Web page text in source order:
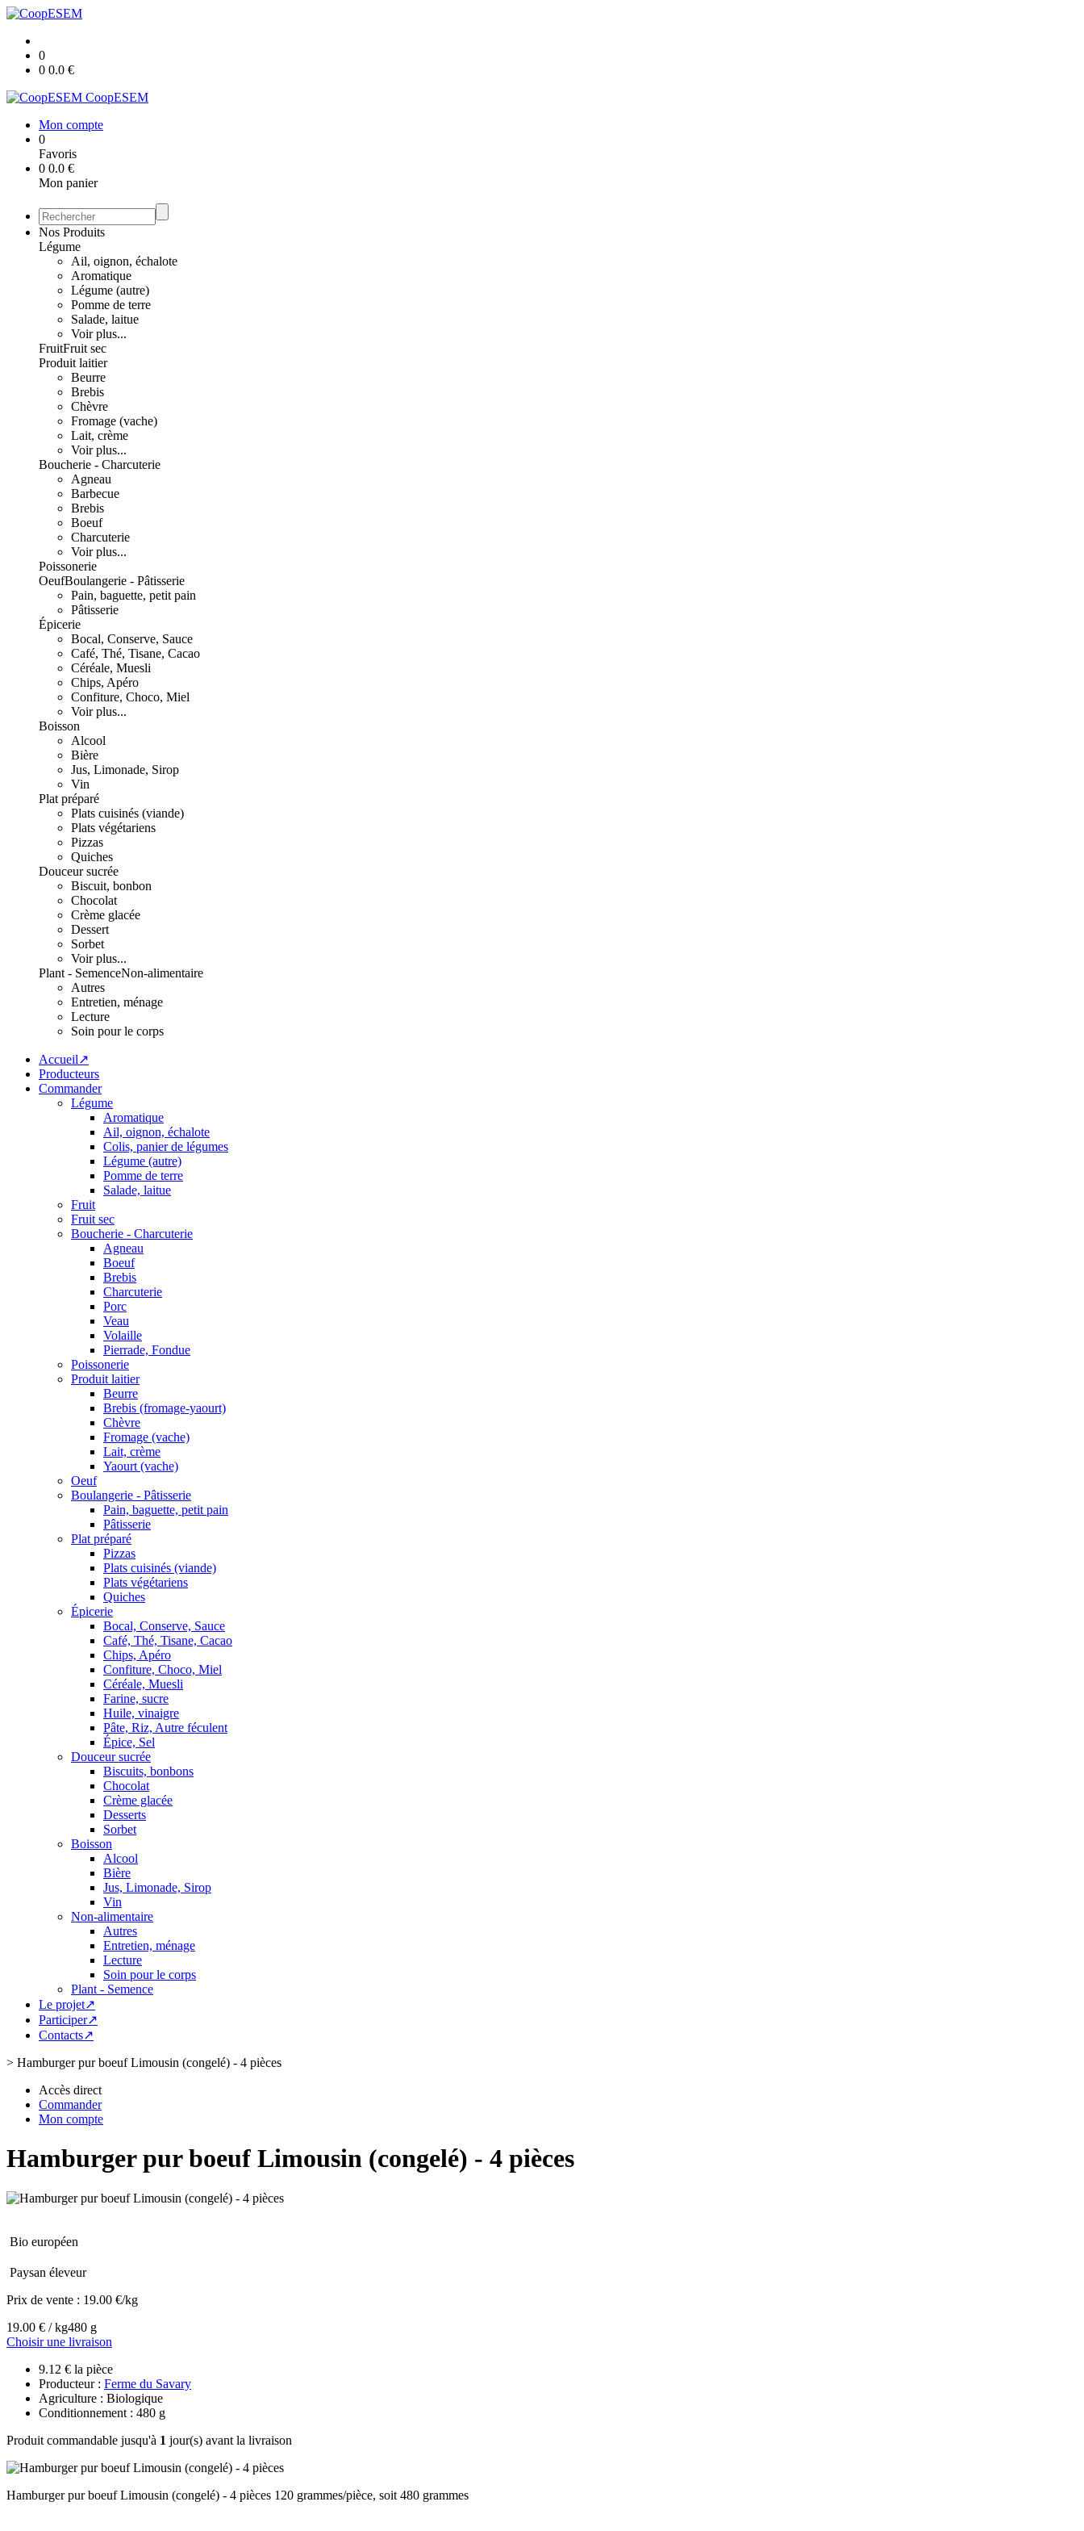
0
0 0.0 €
CoopESEM
Mon compte
0
Favoris
0 0.0 €
Mon panier
Nos Produits
Légume
Ail, oignon, échalote
Aromatique
Légume (autre)
Pomme de terre
Salade, laitue
Voir plus...
FruitFruit sec
Produit laitier
Beurre
Brebis
Chèvre
Fromage (vache)
Lait, crème
Voir plus...
Boucherie - Charcuterie
Agneau
Barbecue
Brebis
Boeuf
Charcuterie
Voir plus...
Poissonerie
OeufBoulangerie - Pâtisserie
Pain, baguette, petit pain
Pâtisserie
Épicerie
Bocal, Conserve, Sauce
Café, Thé, Tisane, Cacao
Céréale, Muesli
Chips, Apéro
Confiture, Choco, Miel
Voir plus...
Boisson
Alcool
Bière
Jus, Limonade, Sirop
Vin
Plat préparé
Plats cuisinés (viande)
Plats végétariens
Pizzas
Quiches
Douceur sucrée
Biscuit, bonbon
Chocolat
Crème glacée
Dessert
Sorbet
Voir plus...
Plant - SemenceNon-alimentaire
Autres
Entretien, ménage
Lecture
Soin pour le corps
Accueil↗
Producteurs
Commander
Légume
Aromatique
Ail, oignon, échalote
Colis, panier de légumes
Légume (autre)
Pomme de terre
Salade, laitue
Fruit
Fruit sec
Boucherie - Charcuterie
Agneau
Boeuf
Brebis
Charcuterie
Porc
Veau
Volaille
Pierrade, Fondue
Poissonerie
Produit laitier
Beurre
Brebis (fromage-yaourt)
Chèvre
Fromage (vache)
Lait, crème
Yaourt (vache)
Oeuf
Boulangerie - Pâtisserie
Pain, baguette, petit pain
Pâtisserie
Plat préparé
Pizzas
Plats cuisinés (viande)
Plats végétariens
Quiches
Épicerie
Bocal, Conserve, Sauce
Café, Thé, Tisane, Cacao
Chips, Apéro
Confiture, Choco, Miel
Céréale, Muesli
Farine, sucre
Huile, vinaigre
Pâte, Riz, Autre féculent
Épice, Sel
Douceur sucrée
Biscuits, bonbons
Chocolat
Crème glacée
Desserts
Sorbet
Boisson
Alcool
Bière
Jus, Limonade, Sirop
Vin
Non-alimentaire
Autres
Entretien, ménage
Lecture
Soin pour le corps
Plant - Semence
Le projet↗
Participer↗
Contacts↗
> Hamburger pur boeuf Limousin (congelé) - 4 pièces
Accès direct
Commander
Mon compte
Hamburger pur boeuf Limousin (congelé) - 4 pièces
Bio européen
Paysan éleveur
Prix de vente : 19.00 €/kg
19.00 € / kg480 g
Choisir une livraison
9.12 € la pièce
Producteur : Ferme du Savary
Agriculture : Biologique
Conditionnement : 480 g
Produit commandable jusqu'à 1 jour(s) avant la livraison
Hamburger pur boeuf Limousin (congelé) - 4 pièces 120 grammes/pièce, soit 480 grammes